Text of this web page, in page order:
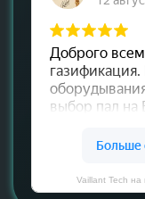
Vaillant Tech на